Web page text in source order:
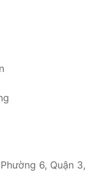
6, Quận 3,